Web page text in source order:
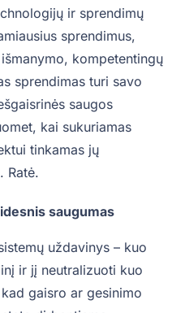
ir sprendimų
sprendimus,
kompetentingų
sprendimas turi savo
saugos
kai sukuriamas
tinkamas jų
Ratė.
saugumas
uždavinys – kuo
ir jį neutralizuoti kuo
gaisro ar gesinimo